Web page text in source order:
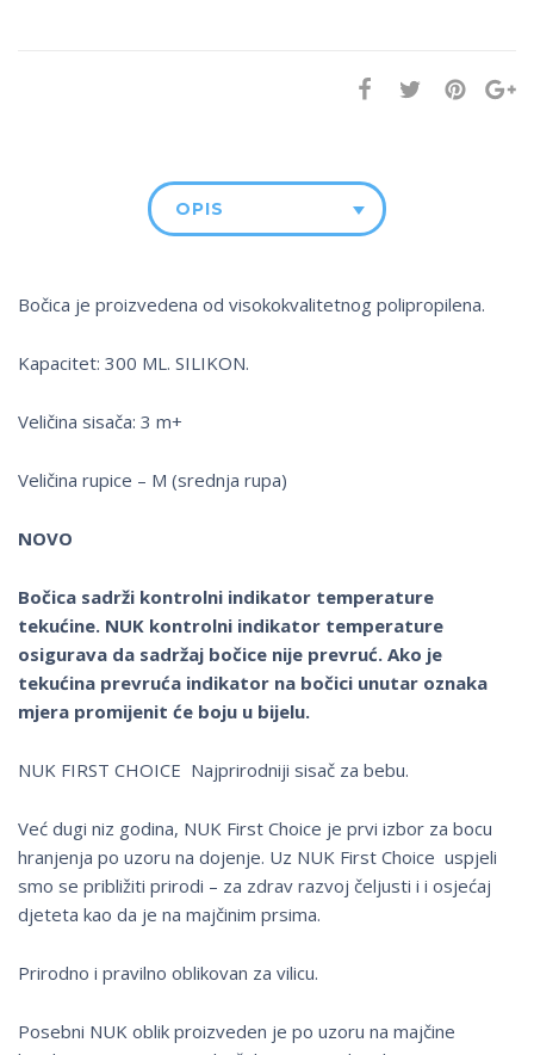
OPIS
Bočica je proizvedena od visokokvalitetnog polipropilena.
Kapacitet: 300 ML. SILIKON.
Veličina sisača: 3 m+
Veličina rupice – M (srednja rupa)
NOVO
Bočica sadrži kontrolni indikator temperature
tekućine. NUK kontrolni indikator temperature
osigurava da sadržaj bočice nije prevruć. Ako je
tekućina prevruća indikator na bočici unutar oznaka
mjera promijenit će boju u bijelu.
NUK FIRST CHOICE Najprirodniji sisač za bebu.
Već dugi niz godina, NUK First Choice je prvi izbor za bocu
hranjenja po uzoru na dojenje. Uz NUK First Choice uspjeli
smo se približiti prirodi – za zdrav razvoj čeljusti i i osjećaj
djeteta kao da je na majčinim prsima.
Prirodno i pravilno oblikovan za vilicu.
Posebni NUK oblik proizveden je po uzoru na majčine